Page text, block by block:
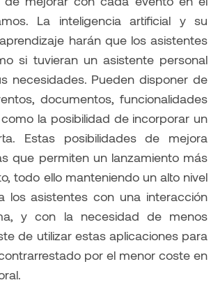
La inteligencia artificial y su
harán que los asistentes
si tuvieran un asistente personal
necesidades. Pueden disponer de
documentos, funcionalidades
la posibilidad de incorporar un
Estas posibilidades de mejora
que permiten un lanzamiento más
todo ello manteniendo un alto nivel
los asistentes con una interacción
y con la necesidad de menos
de utilizar estas aplicaciones para
por el menor coste en